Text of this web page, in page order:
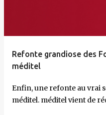
Refonte grandiose des
méditel
Enfin, une refonte au vrai
méditel. méditel vient de